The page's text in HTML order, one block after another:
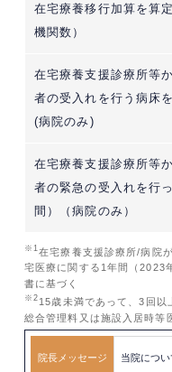
在宅療養移行加算を算
機関数）
在宅療養支援診療所等
者の受入れを行う病床
(病院のみ)
在宅療養支援診療所等
者の緊急の受入れを行
間）（病院のみ）
※1 在宅療養支援診療所/病院
宅医療に関する1年間（2023
書に基づく
※2 15歳未満であって、3回以
総合管理料又は施設入居時等
院長メッセージ 当院につい